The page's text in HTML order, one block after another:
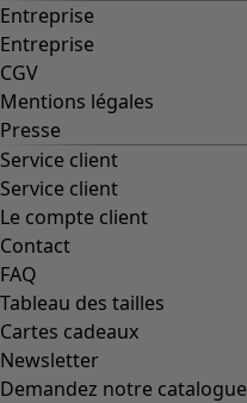
Entreprise
Entreprise
CGV
Mentions légales
Presse
Service client
Service client
Le compte client
Contact
FAQ
Tableau des tailles
Cartes cadeaux
Newsletter
Demandez notre catalogue